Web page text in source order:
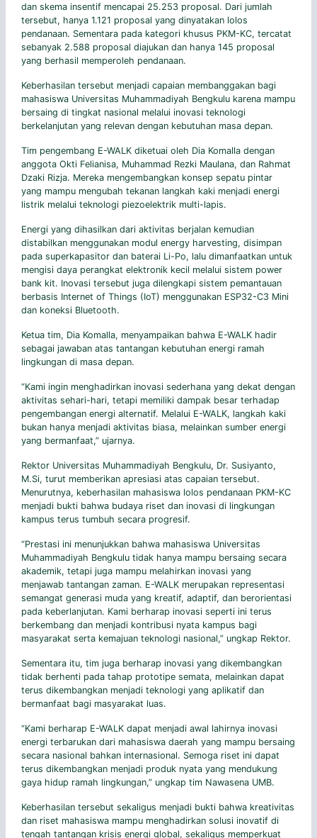
dan skema insentif mencapai 25.253 proposal. Dari jumlah
tersebut, hanya 1.121 proposal yang dinyatakan lolos
pendanaan. Sementara pada kategori khusus PKM-KC, tercatat
sebanyak 2.588 proposal diajukan dan hanya 145 proposal
yang berhasil memperoleh pendanaan.
Keberhasilan tersebut menjadi capaian membanggakan bagi
mahasiswa Universitas Muhammadiyah Bengkulu karena mampu
bersaing di tingkat nasional melalui inovasi teknologi
berkelanjutan yang relevan dengan kebutuhan masa depan.
Tim pengembang E-WALK diketuai oleh Dia Komalla dengan
anggota Okti Felianisa, Muhammad Rezki Maulana, dan Rahmat
Dzaki Rizja. Mereka mengembangkan konsep sepatu pintar
yang mampu mengubah tekanan langkah kaki menjadi energi
listrik melalui teknologi piezoelektrik multi-lapis.
Energi yang dihasilkan dari aktivitas berjalan kemudian
distabilkan menggunakan modul energy harvesting, disimpan
pada superkapasitor dan baterai Li-Po, lalu dimanfaatkan untuk
mengisi daya perangkat elektronik kecil melalui sistem power
bank kit. Inovasi tersebut juga dilengkapi sistem pemantauan
berbasis Internet of Things (IoT) menggunakan ESP32-C3 Mini
dan koneksi Bluetooth.
Ketua tim, Dia Komalla, menyampaikan bahwa E-WALK hadir
sebagai jawaban atas tantangan kebutuhan energi ramah
lingkungan di masa depan.
“Kami ingin menghadirkan inovasi sederhana yang dekat dengan
aktivitas sehari-hari, tetapi memiliki dampak besar terhadap
pengembangan energi alternatif. Melalui E-WALK, langkah kaki
bukan hanya menjadi aktivitas biasa, melainkan sumber energi
yang bermanfaat,” ujarnya.
Rektor Universitas Muhammadiyah Bengkulu, Dr. Susiyanto,
M.Si, turut memberikan apresiasi atas capaian tersebut.
Menurutnya, keberhasilan mahasiswa lolos pendanaan PKM-KC
menjadi bukti bahwa budaya riset dan inovasi di lingkungan
kampus terus tumbuh secara progresif.
“Prestasi ini menunjukkan bahwa mahasiswa Universitas
Muhammadiyah Bengkulu tidak hanya mampu bersaing secara
akademik, tetapi juga mampu melahirkan inovasi yang
menjawab tantangan zaman. E-WALK merupakan representasi
semangat generasi muda yang kreatif, adaptif, dan berorientasi
pada keberlanjutan. Kami berharap inovasi seperti ini terus
berkembang dan menjadi kontribusi nyata kampus bagi
masyarakat serta kemajuan teknologi nasional,” ungkap Rektor.
Sementara itu, tim juga berharap inovasi yang dikembangkan
tidak berhenti pada tahap prototipe semata, melainkan dapat
terus dikembangkan menjadi teknologi yang aplikatif dan
bermanfaat bagi masyarakat luas.
“Kami berharap E-WALK dapat menjadi awal lahirnya inovasi
energi terbarukan dari mahasiswa daerah yang mampu bersaing
secara nasional bahkan internasional. Semoga riset ini dapat
terus dikembangkan menjadi produk nyata yang mendukung
gaya hidup ramah lingkungan,” ungkap tim Nawasena UMB.
Keberhasilan tersebut sekaligus menjadi bukti bahwa kreativitas
dan riset mahasiswa mampu menghadirkan solusi inovatif di
tengah tantangan krisis energi global, sekaligus memperkuat